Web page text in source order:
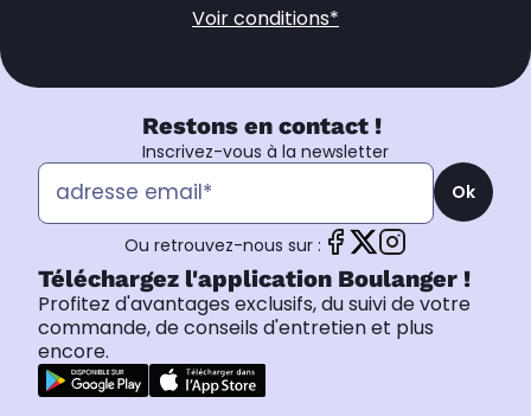
Voir conditions*
Restons en contact !
Inscrivez-vous à la newsletter
Ok
Ou retrouvez-nous sur :
Téléchargez l'application Boulanger !
Profitez d'avantages exclusifs, du suivi de votre
commande, de conseils d'entretien et plus
encore.